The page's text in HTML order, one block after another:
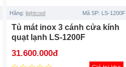
Hãng: lightcool Mã SP: LS-1200F
Tủ mát inox 3 cánh cửa kính
quạt lạnh LS-1200F
31.600.000đ